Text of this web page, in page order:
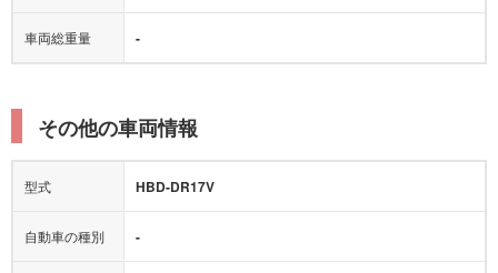
車両総重量 -
その他の車両情報
型式 HBD-DR17V
自動車の種別 -